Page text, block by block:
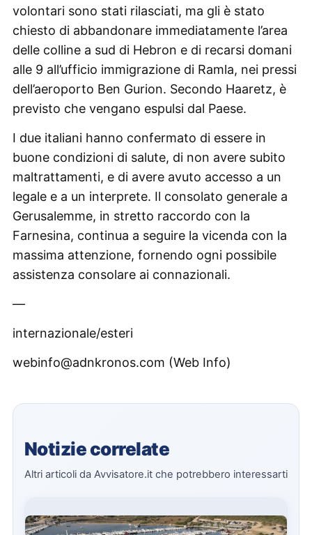
volontari sono stati rilasciati, ma gli è stato
chiesto di abbandonare immediatamente l’area
delle colline a sud di Hebron e di recarsi domani
alle 9 all’ufficio immigrazione di Ramla, nei pressi
dell’aeroporto Ben Gurion. Secondo Haaretz, è
previsto che vengano espulsi dal Paese.
I due italiani hanno confermato di essere in
buone condizioni di salute, di non avere subito
maltrattamenti, e di avere avuto accesso a un
legale e a un interprete. Il consolato generale a
Gerusalemme, in stretto raccordo con la
Farnesina, continua a seguire la vicenda con la
massima attenzione, fornendo ogni possibile
assistenza consolare ai connazionali.
—
internazionale/esteri
webinfo@adnkronos.com (Web Info)
Notizie correlate
Altri articoli da Avvisatore.it che potrebbero interessarti